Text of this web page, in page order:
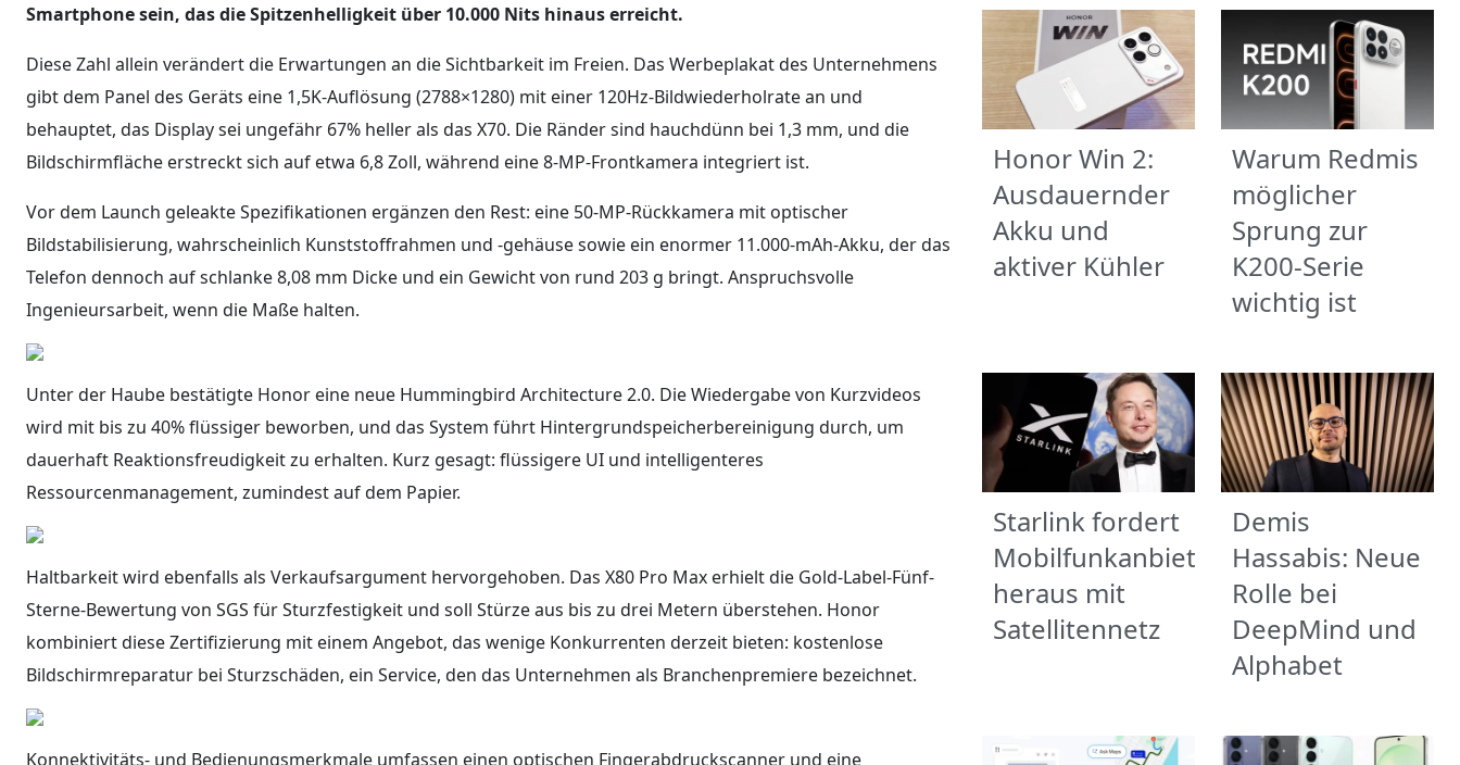
Smartphone sein, das die Spitzenhelligkeit über 10.000 Nits hinaus erreicht.
Diese Zahl allein verändert die Erwartungen an die Sichtbarkeit im Freien. Das Werbeplakat des Unternehmens
gibt dem Panel des Geräts eine 1,5K-Auflösung (2788×1280) mit einer 120Hz-Bildwiederholrate an und
behauptet, das Display sei ungefähr 67% heller als das X70. Die Ränder sind hauchdünn bei 1,3 mm, und die
Bildschirmfläche erstreckt sich auf etwa 6,8 Zoll, während eine 8‑MP-Frontkamera integriert ist.
Vor dem Launch geleakte Spezifikationen ergänzen den Rest: eine 50‑MP-Rückkamera mit optischer
Bildstabilisierung, wahrscheinlich Kunststoffrahmen und -gehäuse sowie ein enormer 11.000‑mAh-Akku, der das
Telefon dennoch auf schlanke 8,08 mm Dicke und ein Gewicht von rund 203 g bringt. Anspruchsvolle
Ingenieursarbeit, wenn die Maße halten.
Unter der Haube bestätigte Honor eine neue Hummingbird Architecture 2.0. Die Wiedergabe von Kurzvideos
wird mit bis zu 40% flüssiger beworben, und das System führt Hintergrundspeicherbereinigung durch, um
dauerhaft Reaktionsfreudigkeit zu erhalten. Kurz gesagt: flüssigere UI und intelligenteres
Ressourcenmanagement, zumindest auf dem Papier.
Haltbarkeit wird ebenfalls als Verkaufsargument hervorgehoben. Das X80 Pro Max erhielt die Gold-Label-Fünf-
Sterne-Bewertung von SGS für Sturzfestigkeit und soll Stürze aus bis zu drei Metern überstehen. Honor
kombiniert diese Zertifizierung mit einem Angebot, das wenige Konkurrenten derzeit bieten: kostenlose
Bildschirmreparatur bei Sturzschäden, ein Service, den das Unternehmen als Branchenpremiere bezeichnet.
Konnektivitäts- und Bedienungsmerkmale umfassen einen optischen Fingerabdruckscanner und eine
Honor Win 2:
Ausdauernder
Akku und
aktiver Kühler
Warum Redmis
möglicher
Sprung zur
K200-Serie
wichtig ist
Starlink fordert
Mobilfunkanbieter
heraus mit
Satellitennetz
Demis
Hassabis: Neue
Rolle bei
DeepMind und
Alphabet